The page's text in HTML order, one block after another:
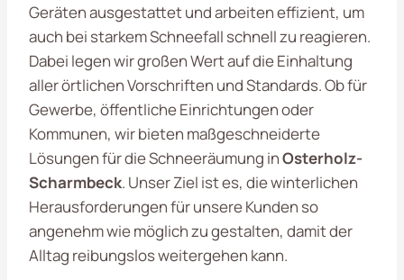
Geräten ausgestattet und arbeiten effizient, um
auch bei starkem Schneefall schnell zu reagieren.
Dabei legen wir großen Wert auf die Einhaltung
aller örtlichen Vorschriften und Standards. Ob für
Gewerbe, öffentliche Einrichtungen oder
Kommunen, wir bieten maßgeschneiderte
Lösungen für die Schneeräumung inOsterholz-
Scharmbeck. Unser Ziel ist es, die winterlichen
Herausforderungen für unsere Kunden so
angenehm wie möglich zu gestalten, damit der
Alltag reibungslos weitergehen kann.